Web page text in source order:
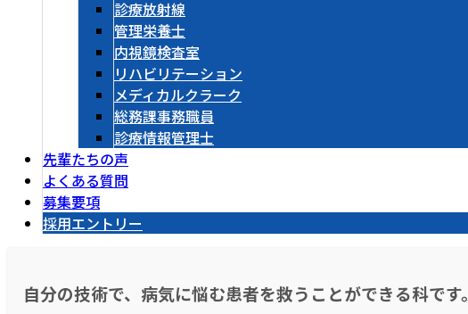
診療放射線
管理栄養士
内視鏡検査室
リハビリテーション
メディカルクラーク
総務課事務職員
診療情報管理士
先輩たちの声
よくある質問
募集要項
採用エントリー
自分の技術で、病気に悩む患者を救うことができる科です。